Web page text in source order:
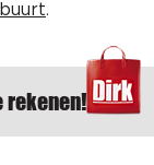
.
rekenen!